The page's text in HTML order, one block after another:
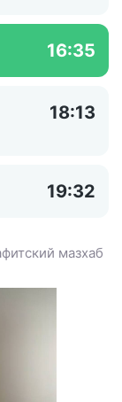
16:35
18:13
19:32
мазхаб